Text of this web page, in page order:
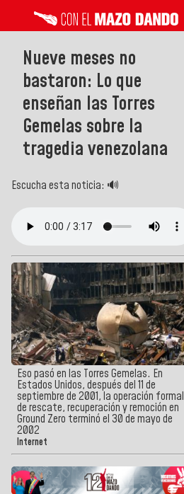
Nueve meses no
bastaron: Lo que
enseñan las Torres
Gemelas sobre la
tragedia venezolana
Escucha esta noticia: 🔊
Eso pasó en las Torres Gemelas. En
Estados Unidos, después del 11 de
septiembre de 2001, la operación formal
de rescate, recuperación y remoción en
Ground Zero terminó el 30 de mayo de
2002
Internet